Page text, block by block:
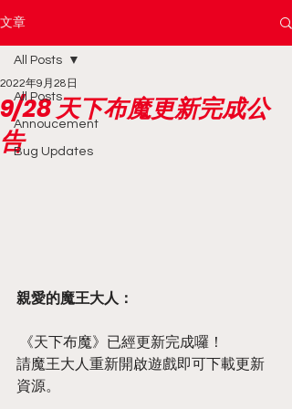
文章
All Posts
Annoucement
Bug Updates
All Posts
9/28 天下布魔更新完成公
告
2022年9月28日
親愛的魔王大人：
《天下布魔》已經更新完成囉！
請魔王大人重新開啟遊戲即可下載更新
資源。